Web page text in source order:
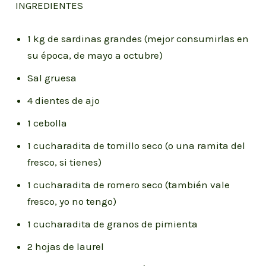
INGREDIENTES
1 kg de sardinas grandes (mejor consumirlas en
su época, de mayo a octubre)
Sal gruesa
4 dientes de ajo
1 cebolla
1 cucharadita de tomillo seco (o una ramita del
fresco, si tienes)
1 cucharadita de romero seco (también vale
fresco, yo no tengo)
1 cucharadita de granos de pimienta
2 hojas de laurel